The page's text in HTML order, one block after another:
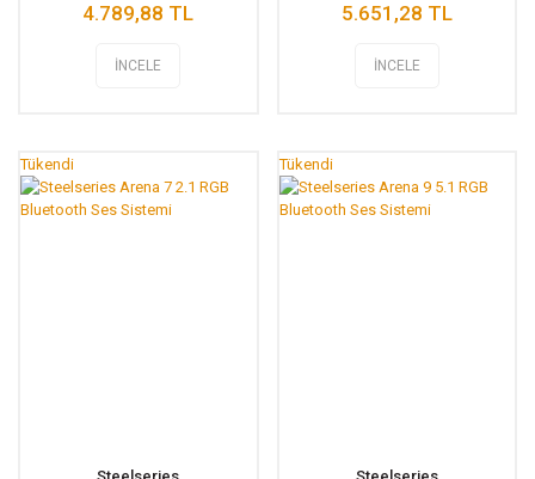
4.789,88 TL
İNCELE
5.651,28 TL
İNCELE
Tükendi
Steelseries
Tükendi
Steelseries